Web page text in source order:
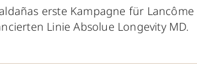
erste Kampagne für
Linie Absolue Longevity MD.